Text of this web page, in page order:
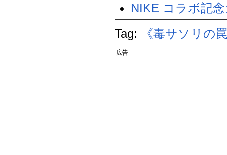
NIKE コラボ記
Tag:
《毒サソリの
広告